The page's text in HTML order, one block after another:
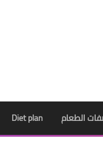
الطعام Diet plan